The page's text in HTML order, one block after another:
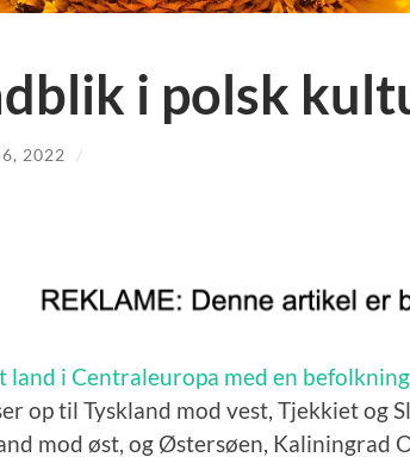
i polsk
2022 /
land i Centraleuropa med en
op til Tyskland mod vest, Tjekkiet og
mod øst, og Østersøen, Kaliningrad